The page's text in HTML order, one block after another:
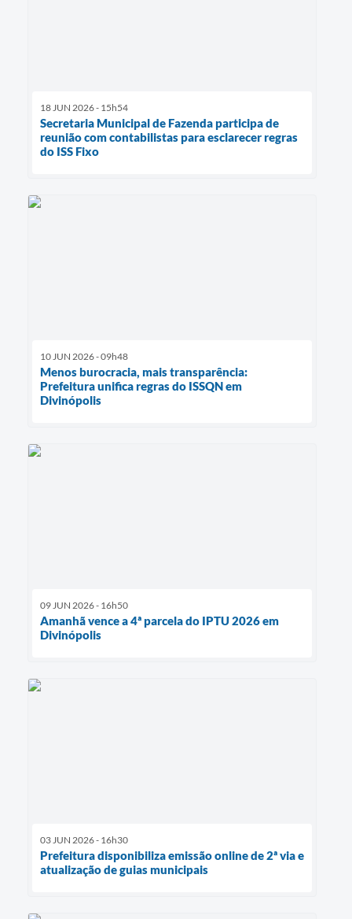
18 JUN 2026 - 15h54
Secretaria Municipal de Fazenda participa de
reunião com contabilistas para esclarecer regras
do ISS Fixo
10 JUN 2026 - 09h48
Menos burocracia, mais transparência:
Prefeitura unifica regras do ISSQN em
Divinópolis
09 JUN 2026 - 16h50
Amanhã vence a 4ª parcela do IPTU 2026 em
Divinópolis
03 JUN 2026 - 16h30
Prefeitura disponibiliza emissão online de 2ª via e
atualização de guias municipais